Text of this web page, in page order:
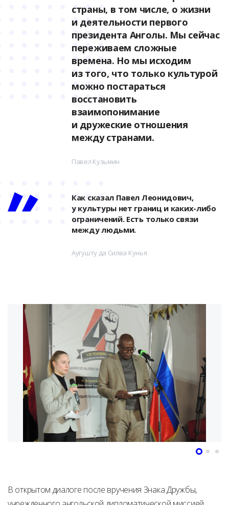
страны, в том числе, о жизни
и деятельности первого
президента Анголы. Мы сейчас
переживаем сложные
времена. Но мы исходим
из того, что только культурой
можно постараться
восстановить
взаимопонимание
и дружеские отношения
между странами.
Павел Кузьмин
Как сказал Павел Леонидович,
у культуры нет границ и каких-либо
ограничений. Есть только связи
между людьми.
Аугушту да Силва Кунья
В открытом диалоге после вручения Знака Дружбы,